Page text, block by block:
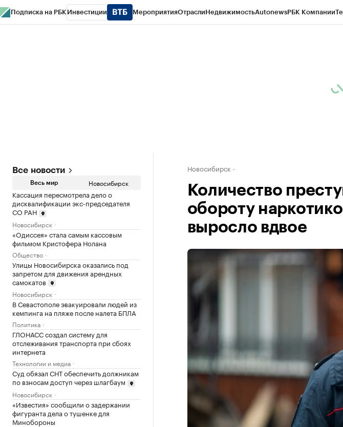
Подписка на РБК Инвестиции МероприятияОтраслиНедвижимостьAutonewsРБК Компании
Все новости
Весь мир Новосибирск
Кассация пересмотрела дело о
дисквалификации экс-председателя
СО РАН
Новосибирск
«Одиссея» стала самым кассовым
фильмом Кристофера Нолана
Общество
Улицы Новосибирска оказались под
запретом для движения арендных
самокатов
Новосибирск
В Севастополе эвакуировали людей из
кемпинга на пляже после налета БПЛА
Политика
ГЛОНАСС создал систему для
отслеживания транспорта при сбоях
интернета
Технологии и медиа
Суд обязал СНТ обеспечить должникам
по взносам доступ через шлагбаум
Новосибирск
«Известия» сообщили о задержании
фигуранта дела о тушенке для
Минобороны
Новосибирск
Количество
обороту
выросло вдвое